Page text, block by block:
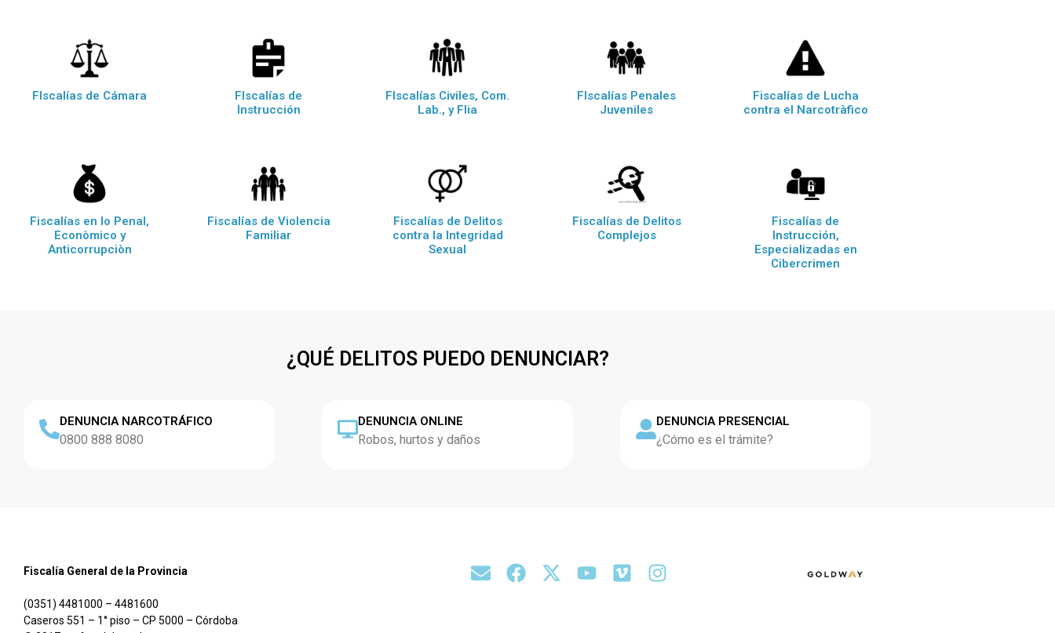
FIscalías de Cámara
FIscalías de
Instrucción
FIscalías Civiles, Com.
Lab., y Flia
FIscalías Penales
Juveniles
Fiscalías de Lucha
contra el Narcotràfico
Fiscalías en lo Penal,
Econòmico y
Anticorrupciòn
Fiscalías de Violencia
Familiar
Fiscalías de Delitos
contra la Integridad
Sexual
Fiscalías de Delitos
Complejos
Fiscalías de
Instrucción,
Especializadas en
Cibercrimen
¿QUÉ DELITOS PUEDO DENUNCIAR?
DENUNCIA NARCOTRÁFICO
0800 888 8080
DENUNCIA ONLINE
Robos, hurtos y daños
DENUNCIA PRESENCIAL
¿Cómo es el trámite?
Fiscalía General de la Provincia
(0351) 4481000 – 4481600
Caseros 551 – 1° piso – CP 5000 – Córdoba